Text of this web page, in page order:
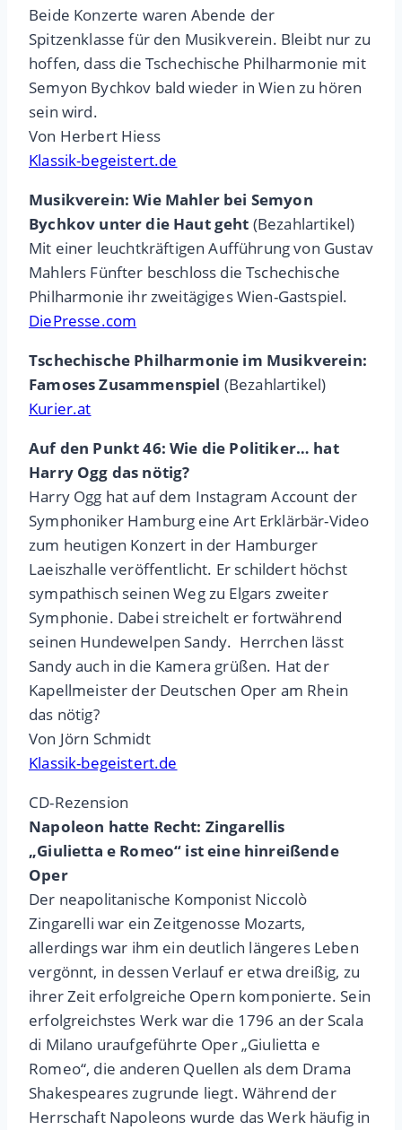
Beide Konzerte waren Abende der
Spitzenklasse für den Musikverein. Bleibt nur zu
hoffen, dass die Tschechische Philharmonie mit
Semyon Bychkov bald wieder in Wien zu hören
sein wird.
Von Herbert Hiess
Klassik-begeistert.de
Musikverein: Wie Mahler bei Semyon
Bychkov unter die Haut geht (Bezahlartikel)
Mit einer leuchtkräftigen Aufführung von Gustav
Mahlers Fünfter beschloss die Tschechische
Philharmonie ihr zweitägiges Wien-Gastspiel.
DiePresse.com
Tschechische Philharmonie im Musikverein:
Famoses Zusammenspiel (Bezahlartikel)
Kurier.at
Auf den Punkt 46: Wie die Politiker… hat
Harry Ogg das nötig?
Harry Ogg hat auf dem Instagram Account der
Symphoniker Hamburg eine Art Erklärbär-Video
zum heutigen Konzert in der Hamburger
Laeiszhalle veröffentlicht. Er schildert höchst
sympathisch seinen Weg zu Elgars zweiter
Symphonie. Dabei streichelt er fortwährend
seinen Hundewelpen Sandy. Herrchen lässt
Sandy auch in die Kamera grüßen. Hat der
Kapellmeister der Deutschen Oper am Rhein
das nötig?
Von Jörn Schmidt
Klassik-begeistert.de
CD-Rezension
Napoleon hatte Recht: Zingarellis
„Giulietta e Romeo“ ist eine hinreißende
Oper
Der neapolitanische Komponist Niccolò
Zingarelli war ein Zeitgenosse Mozarts,
allerdings war ihm ein deutlich längeres Leben
vergönnt, in dessen Verlauf er etwa dreißig, zu
ihrer Zeit erfolgreiche Opern komponierte. Sein
erfolgreichstes Werk war die 1796 an der Scala
di Milano uraufgeführte Oper „Giulietta e
Romeo“, die anderen Quellen als dem Drama
Shakespeares zugrunde liegt. Während der
Herrschaft Napoleons wurde das Werk häufig in